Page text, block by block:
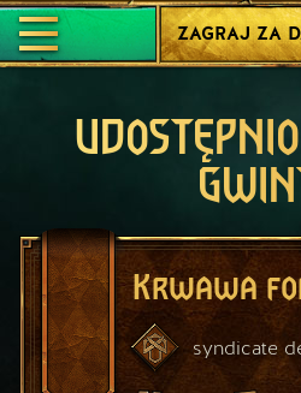
ZAGRAJ ZA
Krwawa
syndicate